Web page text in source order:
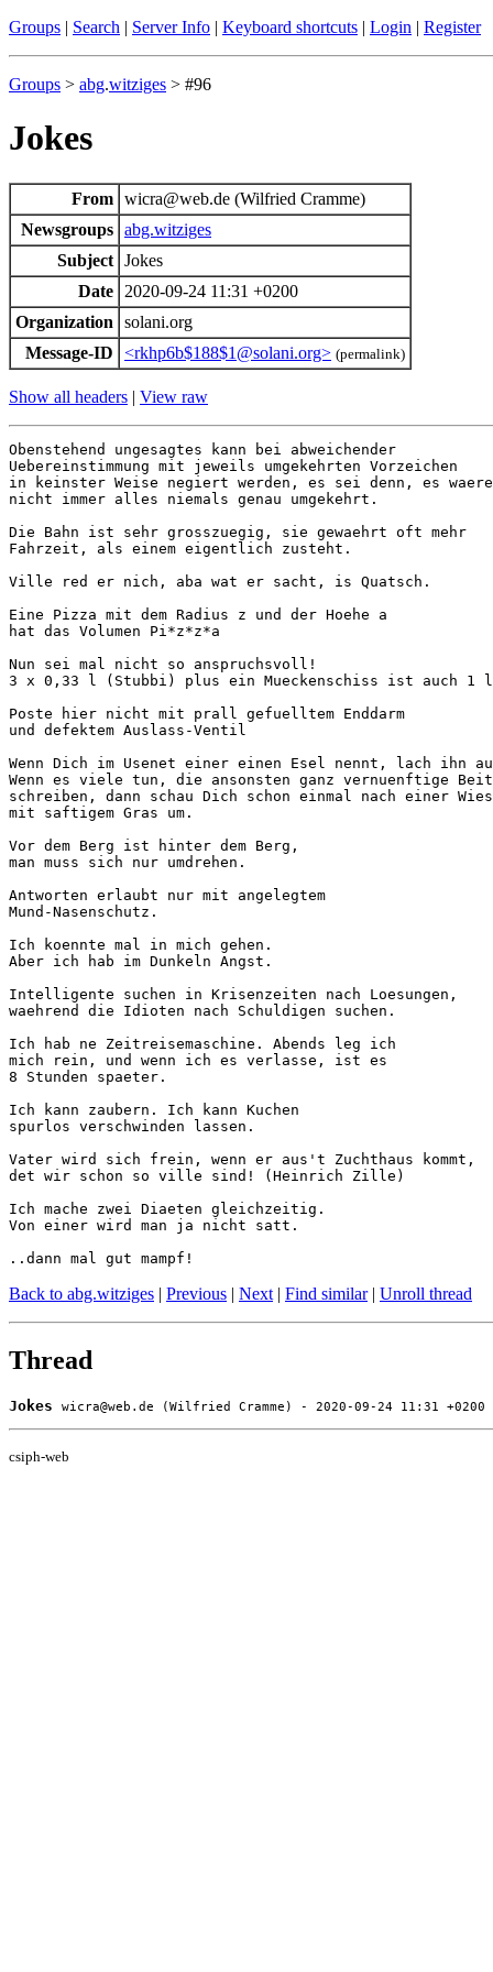
Groups | Search | Server Info | Keyboard shortcuts | Login | Register
Groups > abg.witziges > #96
Jokes
From wicra@web.de (Wilfried Cramme)
Newsgroups abg.witziges
Subject Jokes
Date
2020-09-24 11:31 +0200
Organization
solani.org
Message-ID
<rkhp6b$188$1@solani.org> (permalink)
Show all headers | View raw
Obenstehend ungesagtes kann bei abweichender
Uebereinstimmung mit jeweils umgekehrten Vorzeichen
in keinster Weise negiert werden, es sei denn, es
nicht immer alles niemals genau umgekehrt.
Die Bahn ist sehr grosszuegig, sie gewaehrt oft mehr
Fahrzeit, als einem eigentlich zusteht.
Ville red er nich, aba wat er sacht, is Quatsch.
Eine Pizza mit dem Radius z und der Hoehe a
hat das Volumen Pi*z*z*a
Nun sei mal nicht so anspruchsvoll!
3 x 0,33 l (Stubbi) plus ein Mueckenschiss ist auch 1
Poste hier nicht mit prall gefuelltem Enddarm
und defektem Auslass-Ventil
Wenn Dich im Usenet einer einen Esel nennt, lach ihn
Wenn es viele tun, die ansonsten ganz vernuenftige
schreiben, dann schau Dich schon einmal nach einer
mit saftigem Gras um.
Vor dem Berg ist hinter dem Berg,
man muss sich nur umdrehen.
Antworten erlaubt nur mit angelegtem
Mund-Nasenschutz.
Ich koennte mal in mich gehen.
Aber ich hab im Dunkeln Angst.
Intelligente suchen in Krisenzeiten nach Loesungen,
waehrend die Idioten nach Schuldigen suchen.
Ich hab ne Zeitreisemaschine. Abends leg ich
mich rein, und wenn ich es verlasse, ist es
8 Stunden spaeter.
Ich kann zaubern. Ich kann Kuchen
spurlos verschwinden lassen.
Vater wird sich frein, wenn er aus't Zuchthaus kommt,
det wir schon so ville sind! (Heinrich Zille)
Ich mache zwei Diaeten gleichzeitig.
Von einer wird man ja nicht satt.
..dann mal gut mampf!
Back to abg.witziges | Previous | Next | Find similar| Unroll thread
Thread
Jokes wicra@web.de (Wilfried Cramme) - 2020-09-24 11:31 +0200
csiph-web